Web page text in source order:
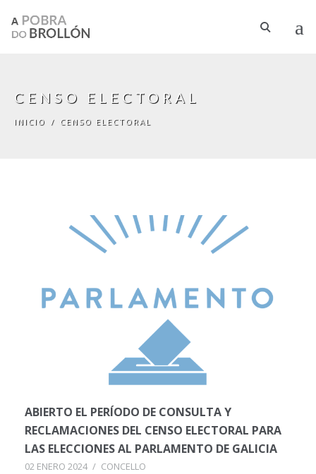
CENSO ELECTORAL
INICIO / CENSO ELECTORAL
ABIERTO EL PERÍODO DE CONSULTA Y
RECLAMACIONES DEL CENSO ELECTORAL PARA
LAS ELECCIONES AL PARLAMENTO DE GALICIA
02 ENERO 2024 / CONCELLO